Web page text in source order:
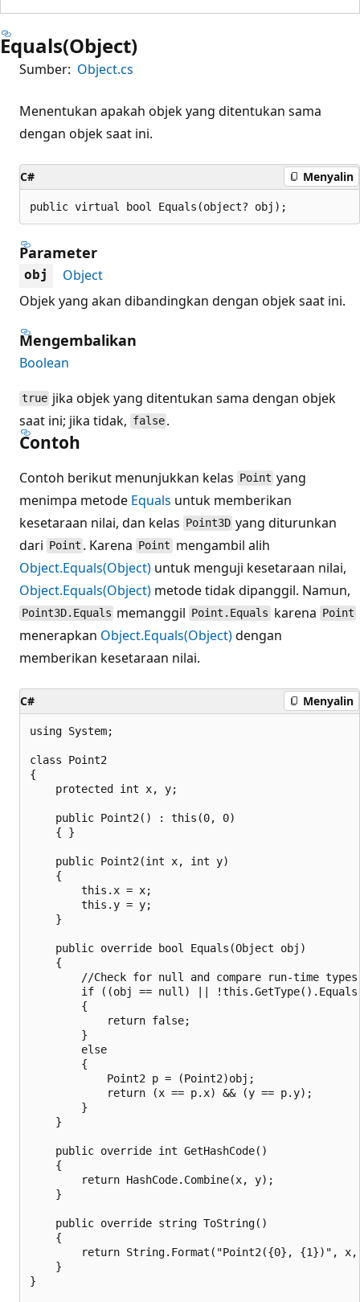
Equals(Object)
Sumber: Object.cs
Menentukan apakah objek yang ditentukan sama
dengan objek saat ini.
C# Menyalin
public virtual bool Equals(object? obj);
Parameter
obj
Object
Objek yang akan dibandingkan dengan objek saat ini.
Mengembalikan
Boolean
true jika objek yang ditentukan sama dengan objek
saat ini; jika tidak, false .
Contoh
Contoh berikut menunjukkan kelas Point yang
menimpa metode Equals untuk memberikan
kesetaraan nilai, dan kelas Point3D yang diturunkan
dari Point . Karena Point mengambil alih
Object.Equals(Object) untuk menguji kesetaraan nilai,
Object.Equals(Object) metode tidak dipanggil. Namun,
Point3D.Equals memanggil Point.Equals karena Point
menerapkan Object.Equals(Object)dengan
memberikan kesetaraan nilai.
C# Menyalin
using System;
class Point2
{
    protected int x, y;
    public Point2() : this(0, 0)
    { }
    public Point2(int x, int y)
    {
        this.x = x;
        this.y = y;
    }
    public override bool Equals(Object obj)
    {
//Check for null and compare run-time
if ((obj == null) ||
        {
            return false;
        }
        else
        {
            Point2 p = (Point2)obj;
            return (x == p.x) && (y == p.y);
        }
    }
    public override int GetHashCode()
    {
        return HashCode.Combine(x, y);
    }
    public override string ToString()
    {
return String.Format("Point2({0}, {1})", x,
    }
}